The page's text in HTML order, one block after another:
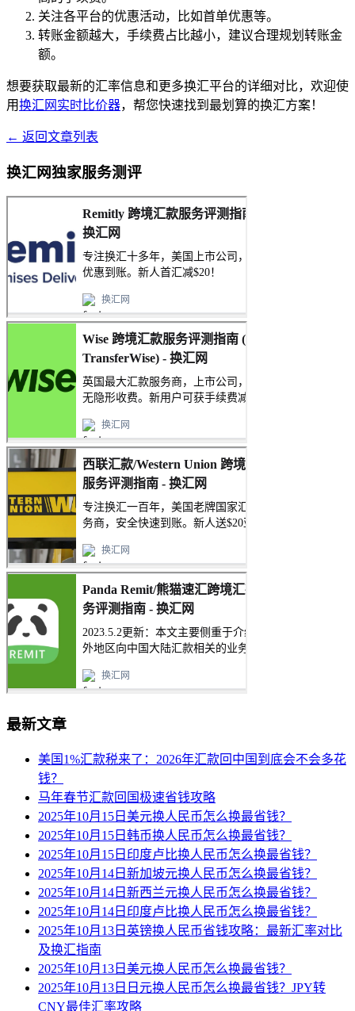
关注各平台的优惠活动，比如首单优惠等。
转账金额越大，手续费占比越小，建议合理规划转账金
额。
想要获取最新的汇率信息和更多换汇平台的详细对比，欢迎使
用换汇网实时比价器，帮您快速找到最划算的换汇方案！
← 返回文章列表
换汇网独家服务测评
最新文章
美国1%汇款税来了：2026年汇款回中国到底会不会多花
钱？
马年春节汇款回国极速省钱攻略
2025年10月15日美元换人民币怎么换最省钱？
2025年10月15日韩币换人民币怎么换最省钱？
2025年10月15日印度卢比换人民币怎么换最省钱？
2025年10月14日新加坡元换人民币怎么换最省钱？
2025年10月14日新西兰元换人民币怎么换最省钱？
2025年10月14日印度卢比换人民币怎么换最省钱？
2025年10月13日英镑换人民币省钱攻略：最新汇率对比
及换汇指南
2025年10月13日美元换人民币怎么换最省钱？
2025年10月13日日元换人民币怎么换最省钱？JPY转
CNY最佳汇率攻略